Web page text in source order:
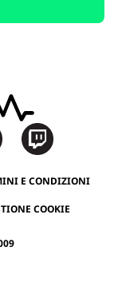
E CONDIZIONI
COOKIE